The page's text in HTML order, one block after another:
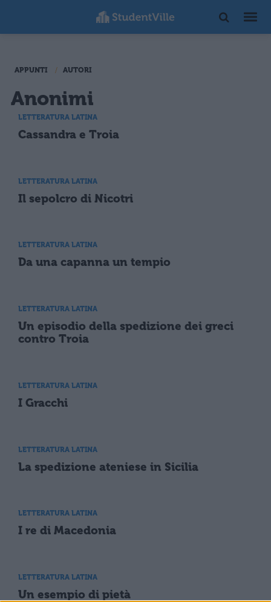
APPUNTI AUTORI
Anonimi
LETTERATURA LATINA
Cassandra e Troia
LETTERATURA LATINA
Il sepolcro di Nicotri
LETTERATURA LATINA
Da una capanna un tempio
LETTERATURA LATINA
Un episodio della spedizione dei greci
contro Troia
LETTERATURA LATINA
I Gracchi
LETTERATURA LATINA
La spedizione ateniese in Sicilia
LETTERATURA LATINA
I re di Macedonia
LETTERATURA LATINA
Un esempio di pietà